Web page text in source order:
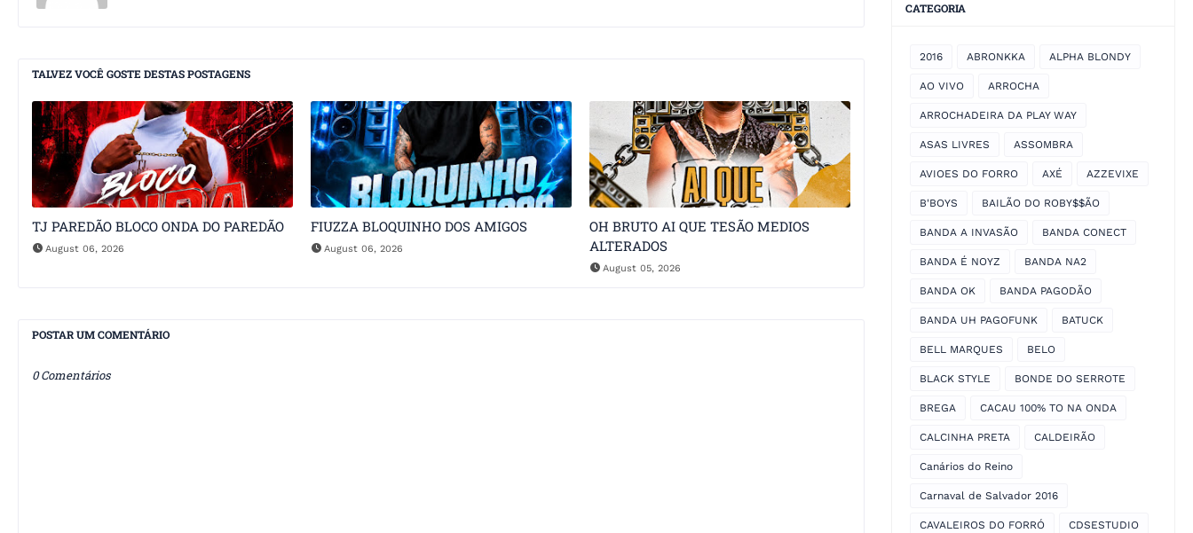
TALVEZ VOCÊ GOSTE DESTAS POSTAGENS
TJ PAREDÃO BLOCO ONDA DO PAREDÃO
August 06, 2026
FIUZZA BLOQUINHO DOS AMIGOS
August 06, 2026
OH BRUTO AI QUE TESÃO MEDIOS
ALTERADOS
August 05, 2026
POSTAR UM COMENTÁRIO
0 Comentários
CATEGORIA
2016 ABRONKKA ALPHA BLONDY
AO VIVO ARROCHA
ARROCHADEIRA DA PLAY WAY
ASAS LIVRES ASSOMBRA
AVIOES DO FORRO AXÉ AZZEVIXE
B'BOYS BAILÃO DO ROBY$$ÃO
BANDA A INVASÃO BANDA CONECT
BANDA É NOYZ BANDA NA2
BANDA OK BANDA PAGODÃO
BANDA UH PAGOFUNK BATUCK
BELL MARQUES BELO
BLACK STYLE BONDE DO SERROTE
BREGA CACAU 100% TO NA ONDA
CALCINHA PRETA CALDEIRÃO
Canários do Reino
Carnaval de Salvador 2016
CAVALEIROS DO FORRÓ CDSESTUDIO